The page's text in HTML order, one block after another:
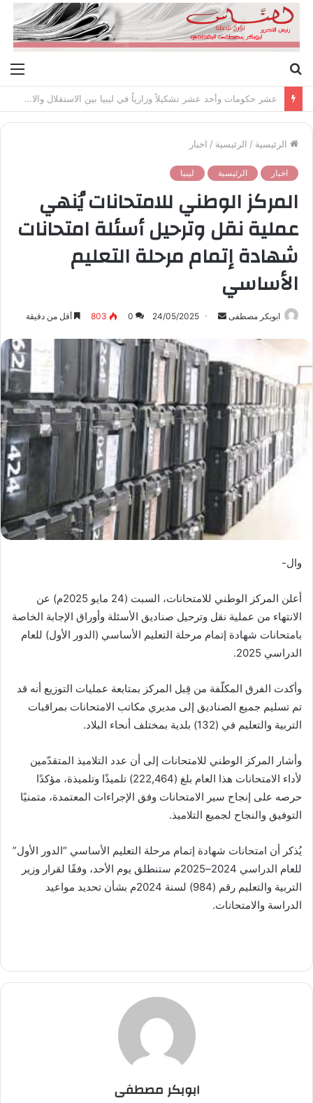
عن
عشر حكومات وأحد عشر تشكيلاً وزارياً في ليبيا بين الاستقلال والانقلاب (1951 – 1969)
الرئيسية / الرئيسية / اخبار
اخبار الرئيسية ليبيا
المركز الوطني للامتحانات يُنهي
عملية نقل وترحيل أسئلة امتحانات
شهادة إتمام مرحلة التعليم
الأساسي
ابوبكر مصطفى
ل
ي
ا
إ
ك
ر
ا
24/05/2025
0
803 أقل من دقيقة
وال-
أعلن المركز الوطني للامتحانات، السبت (24 مايو 2025م) عن
الانتهاء من عملية نقل وترحيل صناديق الأسئلة وأوراق الإجابة الخاصة
بامتحانات شهادة إتمام مرحلة التعليم الأساسي (الدور الأول) للعام
الدراسي 2025.
وأكدت الفرق المكلّفة من قِبل المركز بمتابعة عمليات التوزيع أنه قد
تم تسليم جميع الصناديق إلى مديري مكاتب الامتحانات بمراقبات
التربية والتعليم في (132) بلدية بمختلف أنحاء البلاد.
وأشار المركز الوطني للامتحانات إلى أن عدد التلاميذ المتقدّمين
لأداء الامتحانات هذا العام بلغ (222,464) تلميذًا وتلميذة، مؤكدًا
حرصه على إنجاح سير الامتحانات وفق الإجراءات المعتمدة، متمنيًا
التوفيق والنجاح لجميع التلاميذ.
يُذكر أن امتحانات شهادة إتمام مرحلة التعليم الأساسي “الدور الأول”
للعام الدراسي 2024–2025م ستنطلق يوم الأحد، وفقًا لقرار وزير
التربية والتعليم رقم (984) لسنة 2024م بشأن تحديد مواعيد
الدراسة والامتحانات.
ابوبكر مصطفى